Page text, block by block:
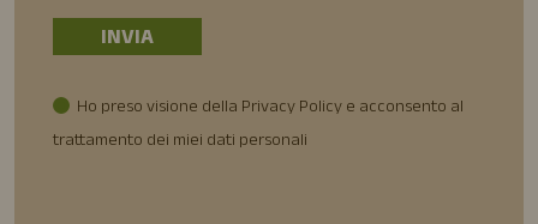
Ho preso visione della Privacy Policy e acconsento al
trattamento dei miei dati personali